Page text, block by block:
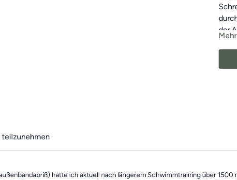
der
Wir
teilzunehmen
hatte ich aktuell nach längerem Schwimmtraining über